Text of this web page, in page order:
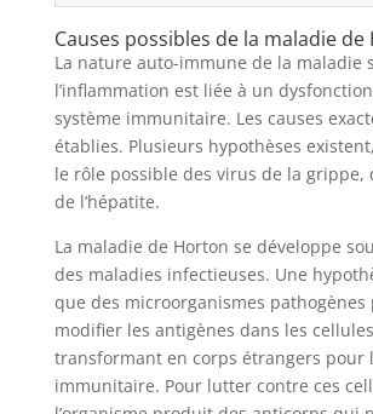
Causes possibles de la maladie
La nature auto-immune de la maladie
l’inflammation est liée à un
système immunitaire. Les causes
établies. Plusieurs hypothèses
le rôle possible des virus de la grippe,
de l’hépatite.
La maladie de Horton se développe
des maladies infectieuses. Une
que des microorganismes pathogènes
modifier les antigènes dans les
transformant en corps étrangers pour
immunitaire. Pour lutter contre ces